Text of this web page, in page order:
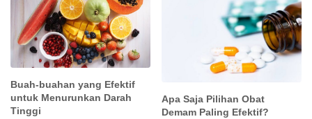
Buah-buahan yang Efektif
untuk Menurunkan Darah
Tinggi
Apa Saja Pilihan Obat
Demam Paling Efektif?